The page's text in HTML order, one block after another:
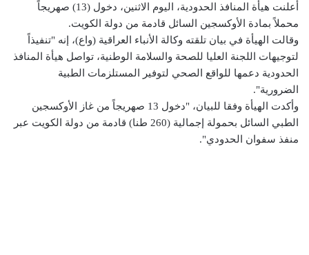
أعلنت هيأة المنافذ الحدودية، اليوم الاثنين، دخول (13) صهريجاً
محملاً بمادة الأوكسجين السائل قادمة من دولة الكويت.
وقالت الهيأة في بيان تلقته وكالة الأنباء العراقية (واع)، إنه "تنفيذاً
لتوجيهات اللجنة العليا للصحة والسلامة الوطنية، تواصل هيأة المنافذ
الحدودية دعمها للواقع الصحي لتوفير المستلزمات الطبية
الضرورية".
وأكدت الهيأة وفقا للبيان، "دخول 13 صهريجاً من غاز الأوكسجين
الطبي السائل بحمولة إجمالية (260 طنا) قادمة من دولة الكويت عبر
منفذ سفوان الحدودي".